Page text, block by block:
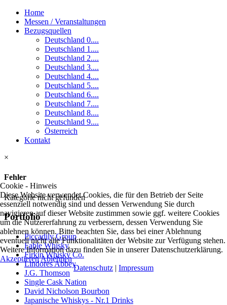
Home
Messen / Veranstaltungen
Bezugsquellen
Deutschland 0....
Deutschland 1....
Deutschland 2....
Deutschland 3....
Deutschland 4....
Deutschland 5....
Deutschland 6....
Deutschland 7....
Deutschland 8....
Deutschland 9....
Österreich
Kontakt
×
Fehler
Kategorie nicht gefunden
Portfolio
Piccadily Group
Fable Whisky
Firkin Whisky Co.
Lindores Abbey
J.G. Thomson
Single Cask Nation
David Nicholson Bourbon
Japanische Whiskys - Nr.1 Drinks
Cookie - Hinweis
Diese Website verwendet Cookies, die für den Betrieb der Seite
essenziell notwendig sind und dessen Verwendung Sie durch
navigieren auf dieser Website zustimmen sowie ggf. weitere Cookies
um die Nutzererfahrung zu verbessern, dessen Verwendung Sie
ablehnen können. Bitte beachten Sie, dass bei einer Ablehnung
eventuell nicht alle Funktionalitäten der Website zur Verfügung stehen.
Weitere Information dazu finden Sie in unserer Datenschutzerklärung.
AkzeptierenAblehnen
Datenschutz | Impressum